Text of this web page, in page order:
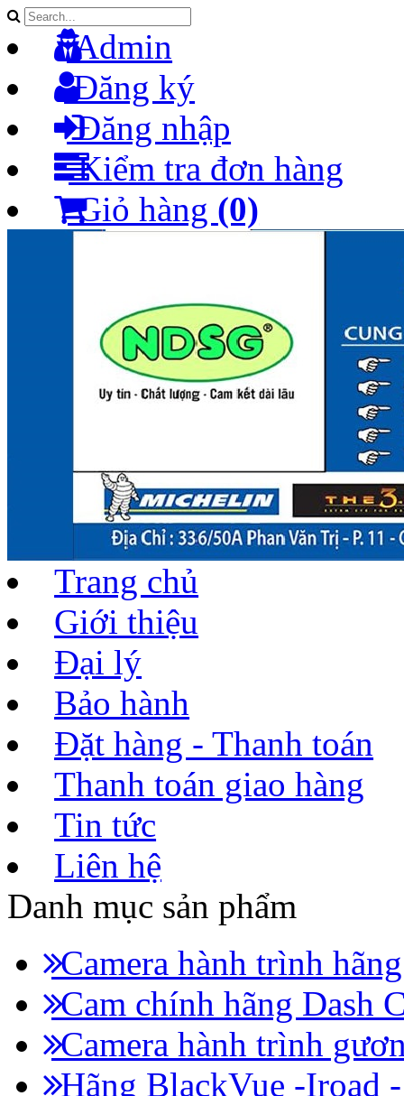
Admin
Đăng ký
Đăng nhập
Kiểm tra đơn hàng
Giỏ hàng (0)
Trang chủ
Giới thiệu
Đại lý
Bảo hành
Đặt hàng - Thanh toán
Thanh toán giao hàng
Tin tức
Liên hệ
Danh mục sản phẩm
Camera hành trình
Cam chính hãng Dash
Camera hành trình
Hãng BlackVue -Iroad